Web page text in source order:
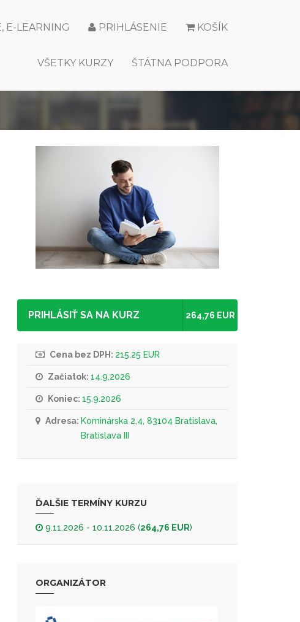
KOŠÍK
PRIHLÁSENIE
E-LEARNING
ŠTÁTNA PODPORA
VŠETKY KURZY
PRIHLÁSIŤ SA NA KURZ 264,76 EUR
Cena bez DPH: 215,25 EUR
Začiatok: 14.9.2026
Koniec: 15.9.2026
Adresa: Kominárska 2,4, 83104 Bratislava,
Bratislava III
ĎALŠIE TERMÍNY KURZU
9.11.2026 - 10.11.2026 (264,76 EUR)
ORGANIZÁTOR